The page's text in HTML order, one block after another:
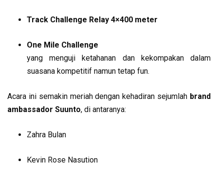
Track Challenge Relay 4×400 meter
One Mile Challenge
yang menguji ketahanan dan kekompakan dalam
suasana kompetitif namun tetap fun.
Acara ini semakin meriah dengan kehadiran sejumlah brand
ambassador Suunto, di antaranya:
Zahra Bulan
Kevin Rose Nasution